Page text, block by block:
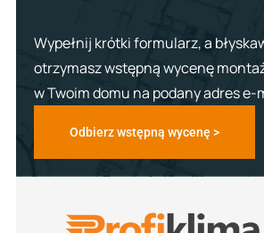
Wypełnij krótki formularz, a
otrzymasz wstępną wycenę
w Twoim domu na podany adres e-
Odbierz wstępną wycenę >